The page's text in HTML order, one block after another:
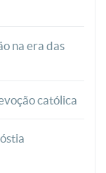
na era das
católica